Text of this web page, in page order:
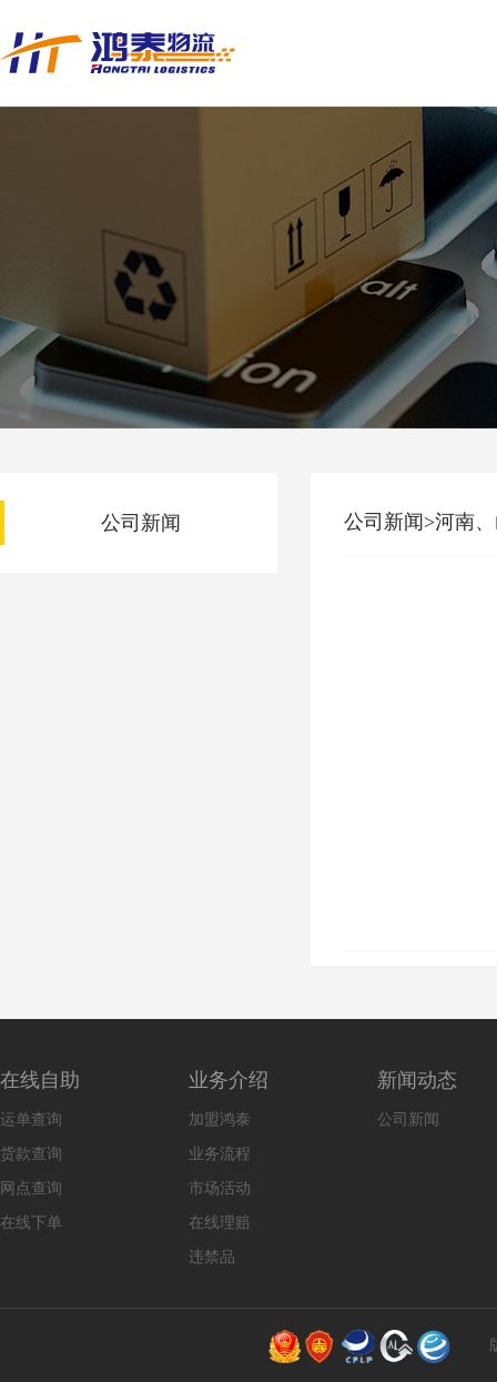
公司新闻 公司新闻>河南
在线自助
运单查询
货款查询
网点查询
在线下单
业务介绍
加盟鸿泰
业务流程
市场活动
在线理赔
违禁品
新闻动态
公司新闻